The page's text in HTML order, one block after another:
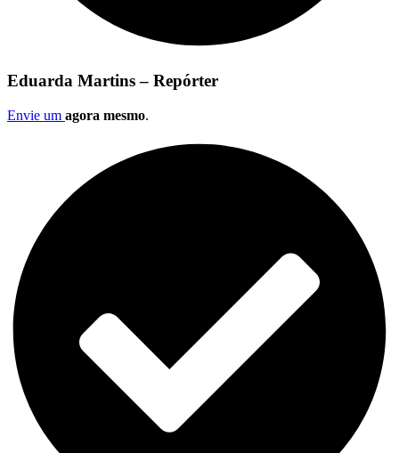
Eduarda Martins – Repórter
Envie um agora mesmo.